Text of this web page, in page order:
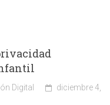
Digital
diciembre 4,